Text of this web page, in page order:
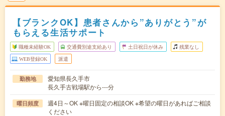
【ブランクOK】患者さんから”ありがとう”が
もらえる生活サポート
職種未経験OK 交通費別途支給あり 土日祝日が休み 残業なし
WEB登録OK 派遣
勤務地
愛知県長久手市
長久手古戦場駅から---分
曜日頻度
週4日～OK ※曜日固定の相談OK ※希望の曜日があればご相談
ください